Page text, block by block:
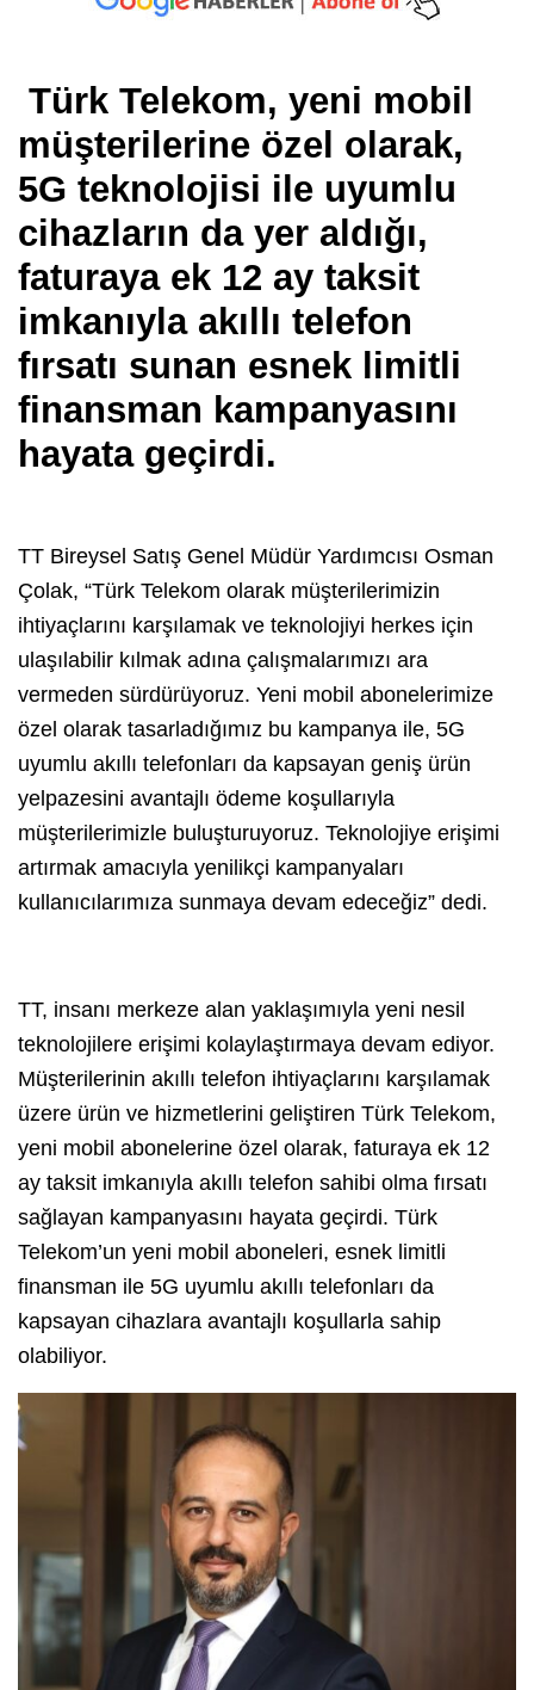
Türk Telekom, yeni mobil
müşterilerine özel olarak,
5G teknolojisi ile uyumlu
cihazların da yer aldığı,
faturaya ek 12 ay taksit
imkanıyla akıllı telefon
fırsatı sunan esnek limitli
finansman kampanyasını
hayata geçirdi.
TT Bireysel Satış Genel Müdür Yardımcısı Osman
Çolak, “Türk Telekom olarak müşterilerimizin
ihtiyaçlarını karşılamak ve teknolojiyi herkes için
ulaşılabilir kılmak adına çalışmalarımızı ara
vermeden sürdürüyoruz. Yeni mobil abonelerimize
özel olarak tasarladığımız bu kampanya ile, 5G
uyumlu akıllı telefonları da kapsayan geniş ürün
yelpazesini avantajlı ödeme koşullarıyla
müşterilerimizle buluşturuyoruz. Teknolojiye erişimi
artırmak amacıyla yenilikçi kampanyaları
kullanıcılarımıza sunmaya devam edeceğiz” dedi.
TT, insanı merkeze alan yaklaşımıyla yeni nesil
teknolojilere erişimi kolaylaştırmaya devam ediyor.
Müşterilerinin akıllı telefon ihtiyaçlarını karşılamak
üzere ürün ve hizmetlerini geliştiren Türk Telekom,
yeni mobil abonelerine özel olarak, faturaya ek 12
ay taksit imkanıyla akıllı telefon sahibi olma fırsatı
sağlayan kampanyasını hayata geçirdi. Türk
Telekom’un yeni mobil aboneleri, esnek limitli
finansman ile 5G uyumlu akıllı telefonları da
kapsayan cihazlara avantajlı koşullarla sahip
olabiliyor.